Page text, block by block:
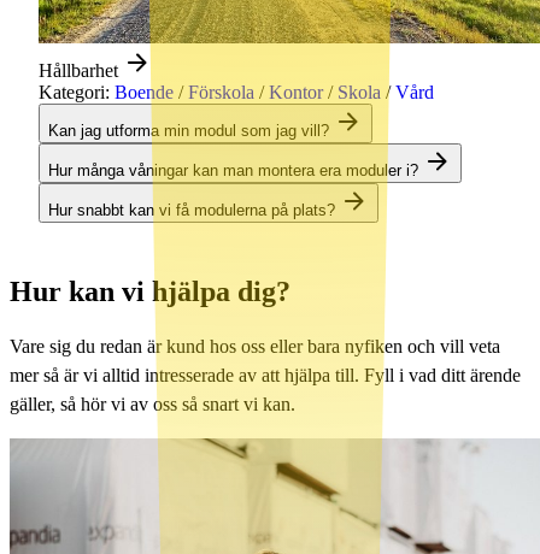
Hållbarhet
Kategori: Boende / Förskola / Kontor / Skola / Vård
Kan jag utforma min modul som jag vill?
Hur många våningar kan man montera era moduler i?
Hur snabbt kan vi få modulerna på plats?
Hur kan vi hjälpa dig?
Vare sig du redan är kund hos oss eller bara nyfiken och vill veta
mer så är vi alltid intresserade av att hjälpa till. Fyll i vad ditt ärende
gäller, så hör vi av oss så snart vi kan.